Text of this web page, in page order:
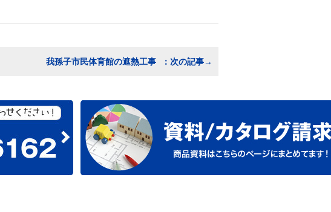
我孫子市民体育館の遮熱工事